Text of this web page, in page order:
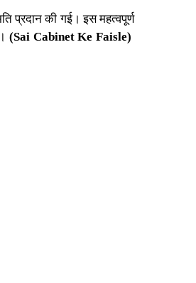
प्रदान की गई। इस महत्वपूर्ण
(Sai Cabinet Ke Faisle)